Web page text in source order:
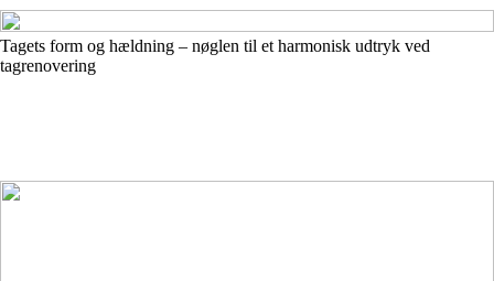
Tagets form og hældning – nøglen til et harmonisk udtryk ved
tagrenovering